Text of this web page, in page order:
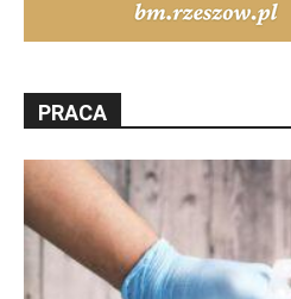
PRACA